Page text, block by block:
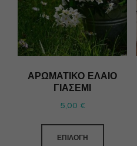
ΑΡΩΜΑΤΙΚΌ ΈΛΑΙΟ
ΓΙΑΣΕΜΊ
5,00 €
ΕΠΙΛΟΓΉ